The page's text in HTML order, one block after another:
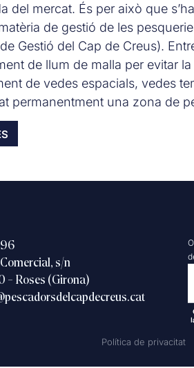
del mercat. És per això que
de gestió de les
Gestió del Cap de Creus).
de llum de malla per evitar
de vedes espacials, vedes
permanentment una zona de
s/n
– Roses (Girona)
Política de privacitat